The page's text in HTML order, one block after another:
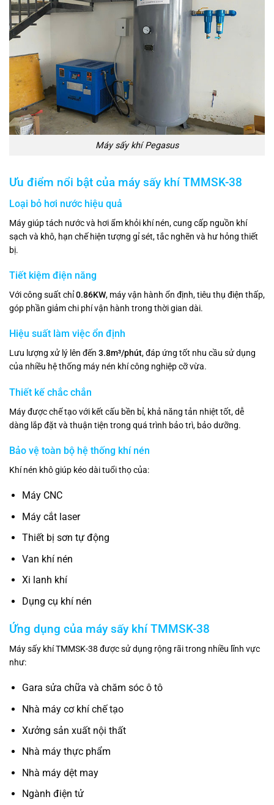
Máy sấy khí Pegasus
Ưu điểm nổi bật của máy sấy khí TMMSK-38
Loại bỏ hơi nước hiệu quả
Máy giúp tách nước và hơi ẩm khỏi khí nén, cung cấp nguồn khí
sạch và khô, hạn chế hiện tượng gỉ sét, tắc nghẽn và hư hỏng thiết
bị.
Tiết kiệm điện năng
Với công suất chỉ0.86KW, máy vận hành ổn định, tiêu thụ điện thấp,
góp phần giảm chi phí vận hành trong thời gian dài.
Hiệu suất làm việc ổn định
Lưu lượng xử lý lên đến 3.8m³/phút, đáp ứng tốt nhu cầu sử dụng
của nhiều hệ thống máy nén khí công nghiệp cỡ vừa.
Thiết kế chắc chắn
Máy được chế tạo với kết cấu bền bỉ, khả năng tản nhiệt tốt, dễ
dàng lắp đặt và thuận tiện trong quá trình bảo trì, bảo dưỡng.
Bảo vệ toàn bộ hệ thống khí nén
Khí nén khô giúp kéo dài tuổi thọ của:
Máy CNC
Máy cắt laser
Thiết bị sơn tự động
Van khí nén
Xi lanh khí
Dụng cụ khí nén
Ứng dụng của máy sấy khí TMMSK-38
Máy sấy khí TMMSK-38 được sử dụng rộng rãi trong nhiều lĩnh vực
như:
Gara sửa chữa và chăm sóc ô tô
Nhà máy cơ khí chế tạo
Xưởng sản xuất nội thất
Nhà máy thực phẩm
Nhà máy dệt may
Ngành điện tử